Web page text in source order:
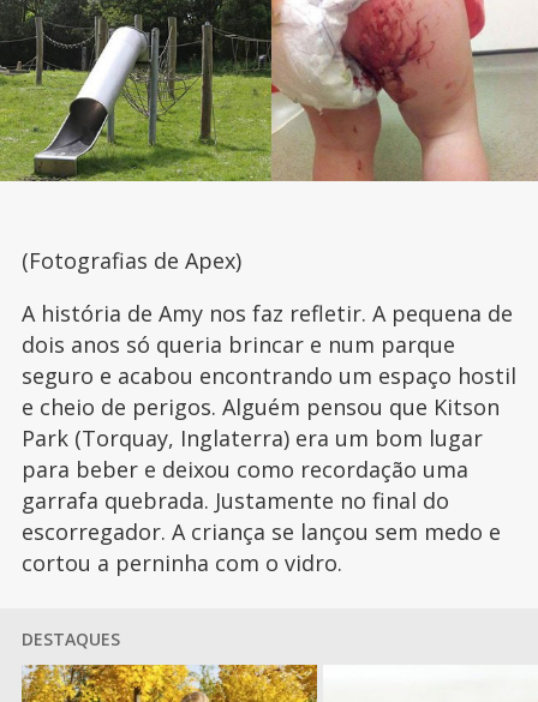
(Fotografias de Apex)
A história de Amy nos faz refletir. A pequena de
dois anos só queria brincar e num parque
seguro e acabou encontrando um espaço hostil
e cheio de perigos. Alguém pensou que Kitson
Park (Torquay, Inglaterra) era um bom lugar
para beber e deixou como recordação uma
garrafa quebrada. Justamente no final do
escorregador. A criança se lançou sem medo e
cortou a perninha com o vidro.
DESTAQUES